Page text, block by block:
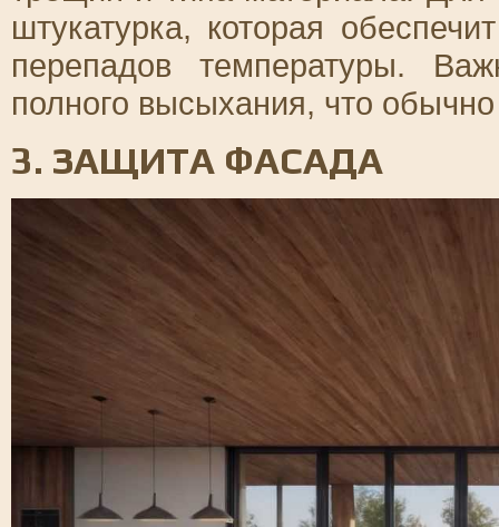
штукатурка, которая
перепадов температуры.
полного высыхания, что
3. ЗАЩИТА ФАСАДА